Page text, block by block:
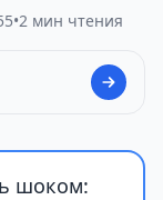
•2 мин чтения
шоком: